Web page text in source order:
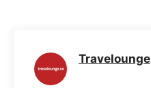
t
s
e s
Travelounge